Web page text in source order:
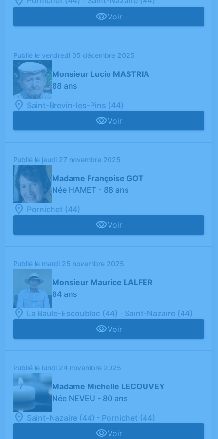
Voir
Publié le vendredi 05 décembre 2025
Monsieur Lucio MASTRIA
88 ans
Saint-Brevin-les-Pins (44)
Voir
Publié le jeudi 27 novembre 2025
Madame Françoise GOT
Née HAMET - 88 ans
Pornichet (44)
Voir
Publié le mardi 25 novembre 2025
Monsieur Maurice LALFER
84 ans
La Baule-Escoublac (44) - Saint-Nazaire (44)
Voir
Publié le lundi 24 novembre 2025
Madame Michelle LECOUVEY
Née NEVEU - 80 ans
Saint-Nazaire (44) - Pornichet (44)
Voir